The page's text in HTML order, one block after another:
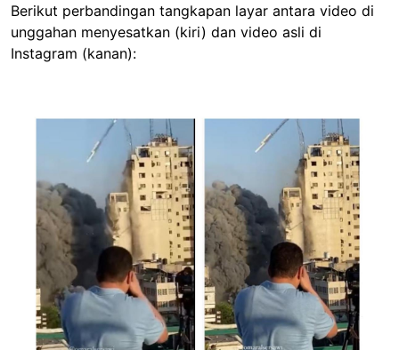
Berikut perbandingan tangkapan layar antara video di
unggahan menyesatkan (kiri) dan video asli di
Instagram (kanan):
Image